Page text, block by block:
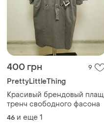
400 грн 9
PrettyLittleThing
Красивый брендовый плащ
тренч свободного фасона
46 и еще 1